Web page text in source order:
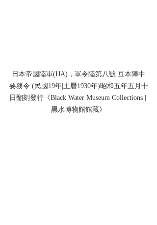
日本帝國陸軍(IJA)，軍令陸第八號 豆本陣中
要務令 (民國19年|主曆1930年)昭和五年五月十
日翻刻發行《Black Water Museum Collections |
黑水博物館館藏》